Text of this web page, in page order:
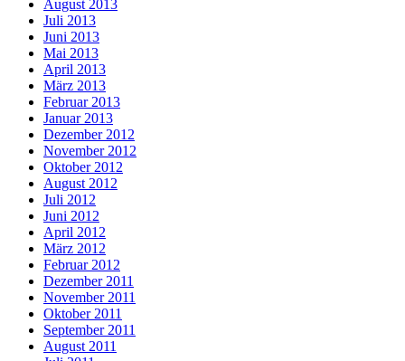
August 2013
Juli 2013
Juni 2013
Mai 2013
April 2013
März 2013
Februar 2013
Januar 2013
Dezember 2012
November 2012
Oktober 2012
August 2012
Juli 2012
Juni 2012
April 2012
März 2012
Februar 2012
Dezember 2011
November 2011
Oktober 2011
September 2011
August 2011